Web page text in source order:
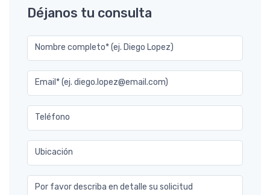
Déjanos tu consulta
Nombre completo* (ej. Diego Lopez)
Email* (ej. diego.lopez@email.com)
Teléfono
Ubicación
Por favor describa en detalle su solicitud